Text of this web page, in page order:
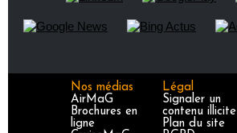
Nos médias
AirMaG
Brochures en
ligne
Légal
Signaler un
contenu illicite
Plan du site